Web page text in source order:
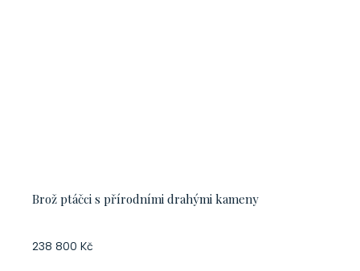
Brož ptáčci s přírodními drahými kameny
238 800 Kč